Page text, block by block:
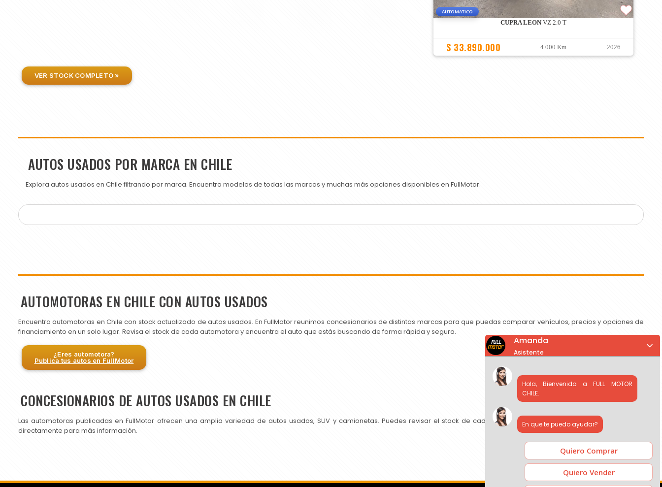
AUTOMATICO
CUPRA LEONVZ 2.0 T
$ 33.890.000 4.000 Km 2026
VER STOCK COMPLETO »
AUTOS USADOS POR MARCA EN CHILE
Explora autos usados en Chile filtrando por marca. Encuentra modelos de todas las marcas y muchas más opciones disponibles en FullMotor.
AUTOMOTORAS EN CHILE CON AUTOS USADOS
Encuentra automotoras en Chile con stock actualizado de autos usados. En FullMotor reunimos concesionarios de distintas marcas para que puedas comparar vehículos, precios y opciones de
financiamiento en un solo lugar. Revisa el stock de cada automotora y encuentra el auto que estás buscando de forma rápida y segura.
¿Eres automotora?
Publica tus autos en FullMotor
CONCESIONARIOS DE AUTOS USADOS EN CHILE
Las automotoras publicadas en FullMotor ofrecen una amplia variedad de autos usados, SUV y camionetas. Puedes revisar el stock de cada concesionario, comparar precios y contactar
directamente para más información.
Amanda
Asistente
Hola, Bienvenido a FULL MOTOR
CHILE.
En que te puedo ayudar?
Quiero Comprar
Quiero Vender